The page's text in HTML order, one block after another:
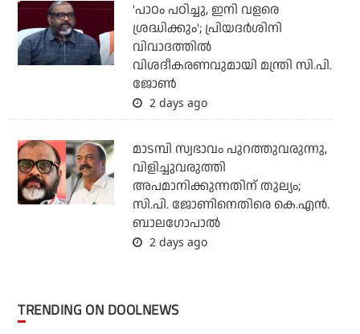
'പാഠം പഠിച്ചു, ഇനി വളരെ
ശ്രദ്ധിക്കും'; പ്രിയദര്‍ശിനി
വിവാദത്തില്‍
വിശദീകരണവുമായി മന്ത്രി സി.പി.
ജോണ്‍
2 days ago
മാടമ്പി സ്വഭാവം പുറത്തുവരുന്നു,
വിളിച്ചുവരുത്തി
അപമാനിക്കുന്നതിന് തുല്യം;
സി.പി. ജോണിനെതിരെ കെ.എന്‍.
ബാലഗോപാല്‍
2 days ago
TRENDING ON DOOLNEWS